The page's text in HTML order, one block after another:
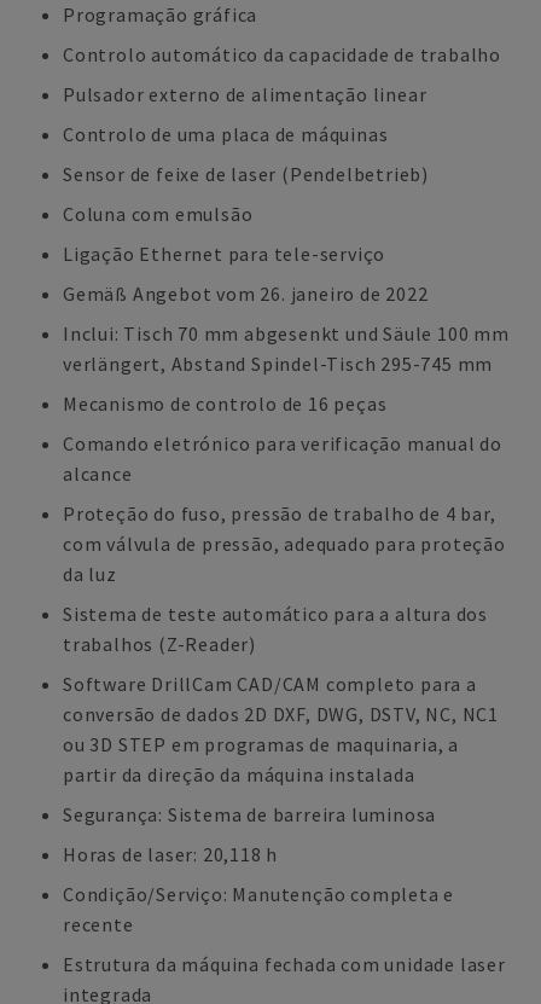
Programação gráfica
Controlo automático da capacidade de trabalho
Pulsador externo de alimentação linear
Controlo de uma placa de máquinas
Sensor de feixe de laser (Pendelbetrieb)
Coluna com emulsão
Ligação Ethernet para tele-serviço
Gemäß Angebot vom 26. janeiro de 2022
Inclui: Tisch 70 mm abgesenkt und Säule 100 mm
verlängert, Abstand Spindel-Tisch 295-745 mm
Mecanismo de controlo de 16 peças
Comando eletrónico para verificação manual do
alcance
Proteção do fuso, pressão de trabalho de 4 bar,
com válvula de pressão, adequado para proteção
da luz
Sistema de teste automático para a altura dos
trabalhos (Z-Reader)
Software DrillCam CAD/CAM completo para a
conversão de dados 2D DXF, DWG, DSTV, NC, NC1
ou 3D STEP em programas de maquinaria, a
partir da direção da máquina instalada
Segurança: Sistema de barreira luminosa
Horas de laser: 20,118 h
Condição/Serviço: Manutenção completa e
recente
Estrutura da máquina fechada com unidade laser
integrada